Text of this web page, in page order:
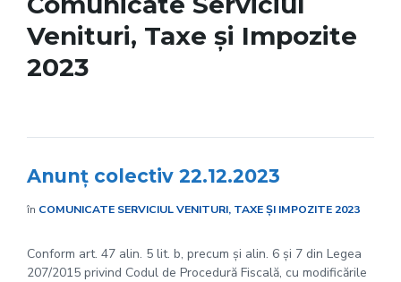
Venituri, Taxe și Impozite
2023
Anunț colectiv 22.12.2023
în COMUNICATE SERVICIUL VENITURI, TAXE ȘI IMPOZITE 2023
Conform art. 47 alin. 5 lit. b, precum și alin. 6 și 7 din Legea
207/2015 privind Codul de Procedură Fiscală, cu modificările